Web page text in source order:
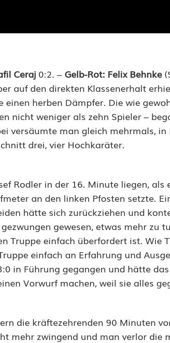
Ceraj 0:2. – Gelb-Rot: Felix Behnke
auf den direkten Klassenerhalt
herben Dämpfer. Die wie
nicht weniger als zehn Spieler –
versäumte man gleich mehrmals, in
drei, vier Hochkaräter.
Rodler in der 16. Minute liegen, als
an den linken Pfosten setzte.
hätte sich zurückziehen und
gewesen, etwas mehr zu
Truppe einfach überfordert ist. Wie
einfach an Erfahrung und
in Führung gegangen und hätte
Vorwurf machen, weil sie alles
die kräftezehrenden 90 Minuten
mehr zwingend und man verlor die